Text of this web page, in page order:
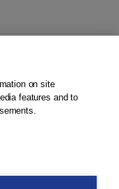
on site
features and to